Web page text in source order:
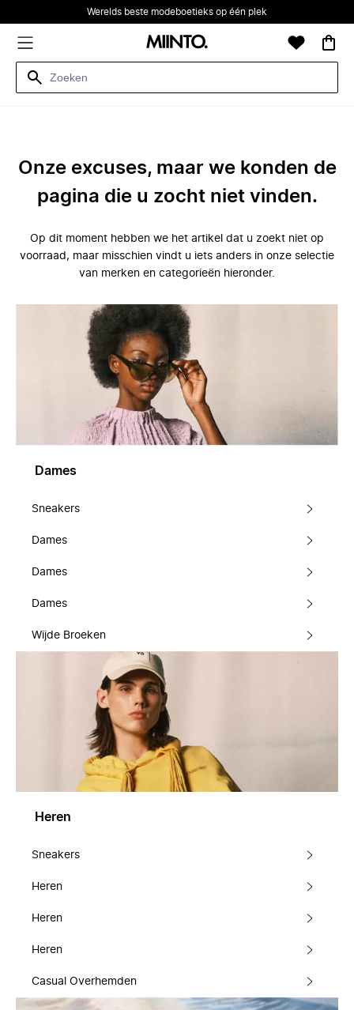
Werelds beste modeboetieks op één plek
Onze excuses, maar we konden de
pagina die u zocht niet vinden.
Op dit moment hebben we het artikel dat u zoekt niet op
voorraad, maar misschien vindt u iets anders in onze selectie
van merken en categorieën hieronder.
Dames
Sneakers
Dames
Dames
Dames
Wijde Broeken
Heren
Sneakers
Heren
Heren
Heren
Casual Overhemden